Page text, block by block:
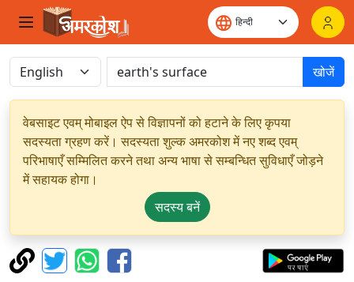
खोजें
वेबसाइट एवम् मोबाइल ऐप से विज्ञापनों को हटाने के लिए कृपया
सदस्यता ग्रहण करें। सदस्यता शुल्क अमरकोश में नए शब्द एवम्
परिभाषाएँ सम्मिलित करने तथा अन्य भाषा से सम्बन्धित सुविधाएँ जोड़ने
में सहायक होगा।
सदस्य बनें